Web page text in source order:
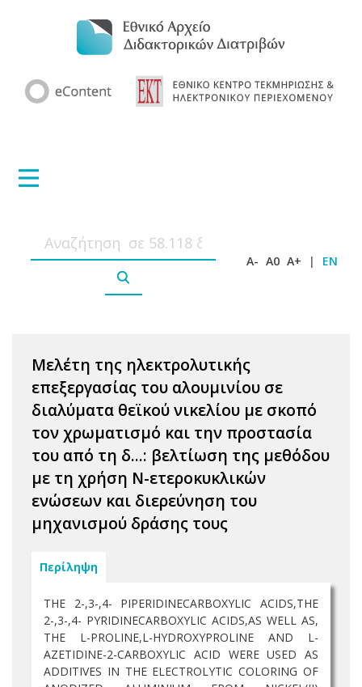
A- A0 A+ | EN
Μελέτη της ηλεκτρολυτικής
επεξεργασίας του αλουμινίου σε
διαλύματα θεϊκού νικελίου με σκοπό
τον χρωματισμό και την προστασία
του από τη δ...: βελτίωση της μεθόδου
με τη χρήση Ν-ετεροκυκλικών
ενώσεων και διερεύνηση του
μηχανισμού δράσης τους
Περίληψη
THE 2-,3-,4- PIPERIDINECARBOXYLIC ACIDS,THE
2-,3-,4- PYRIDINECARBOXYLIC ACIDS,AS WELL AS,
THE L-PROLINE,L-HYDROXYPROLINE AND L-
AZETIDINE-2-CARBOXYLIC ACID WERE USED AS
ADDITIVES IN THE ELECTROLYTIC COLORING OF